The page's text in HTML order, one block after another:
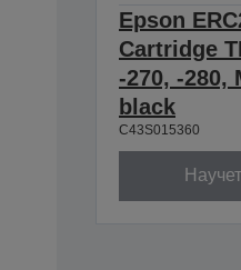
Epson
Cartridge
-270, -280,
black
C43S015360